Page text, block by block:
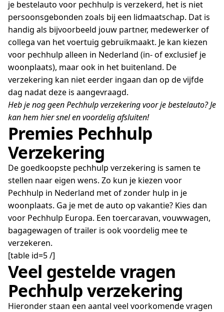
je bestelauto voor pechhulp is verzekerd, het is niet
persoonsgebonden zoals bij een lidmaatschap. Dat is
handig als bijvoorbeeld jouw partner, medewerker of
collega van het voertuig gebruikmaakt. Je kan kiezen
voor pechhulp alleen in Nederland (in- of exclusief je
woonplaats), maar ook in het buitenland. De
verzekering kan niet eerder ingaan dan op de vijfde
dag nadat deze is aangevraagd.
Heb je nog geen Pechhulp verzekering voor je bestelauto? Je
kan hem hier snel en voordelig afsluiten!
Premies Pechhulp
Verzekering
De goedkoopste pechhulp verzekering is samen te
stellen naar eigen wens. Zo kun je kiezen voor
Pechhulp in Nederland met of zonder hulp in je
woonplaats. Ga je met de auto op vakantie? Kies dan
voor Pechhulp Europa. Een toercaravan, vouwwagen,
bagagewagen of trailer is ook voordelig mee te
verzekeren.
[table id=5 /]
Veel gestelde vragen
Pechhulp verzekering
Hieronder staan een aantal veel voorkomende vragen